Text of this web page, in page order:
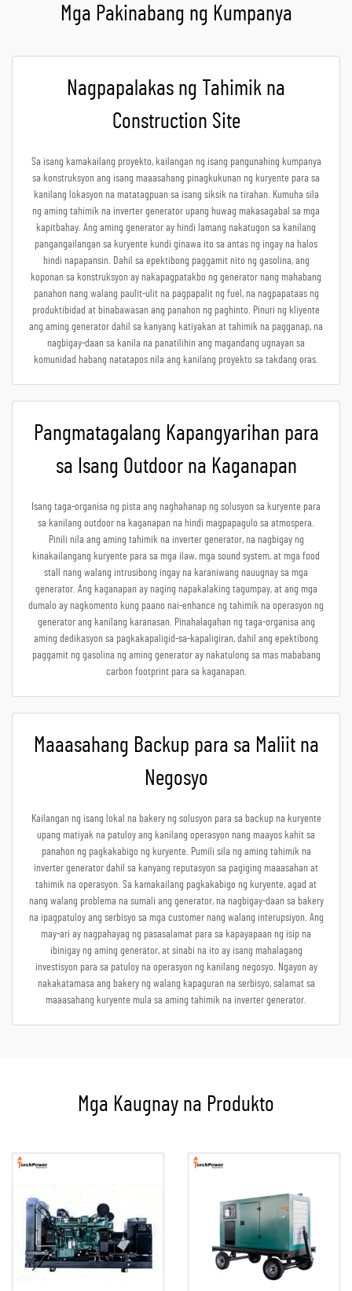
Mga Pakinabang ng Kumpanya
Nagpapalakas ng Tahimik na
Construction Site
Sa isang kamakailang proyekto, kailangan ng isang pangunahing kumpanya
sa konstruksyon ang isang maaasahang pinagkukunan ng kuryente para sa
kanilang lokasyon na matatagpuan sa isang siksik na tirahan. Kumuha sila
ng aming tahimik na inverter generator upang huwag makasagabal sa mga
kapitbahay. Ang aming generator ay hindi lamang nakatugon sa kanilang
pangangailangan sa kuryente kundi ginawa ito sa antas ng ingay na halos
hindi napapansin. Dahil sa epektibong paggamit nito ng gasolina, ang
koponan sa konstruksyon ay nakapagpatakbo ng generator nang mahabang
panahon nang walang paulit-ulit na pagpapalit ng fuel, na nagpapataas ng
produktibidad at binabawasan ang panahon ng paghinto. Pinuri ng kliyente
ang aming generator dahil sa kanyang katiyakan at tahimik na pagganap, na
nagbigay-daan sa kanila na panatilihin ang magandang ugnayan sa
komunidad habang natatapos nila ang kanilang proyekto sa takdang oras.
Pangmatagalang Kapangyarihan para
sa Isang Outdoor na Kaganapan
Isang taga-organisa ng pista ang naghahanap ng solusyon sa kuryente para
sa kanilang outdoor na kaganapan na hindi magpapagulo sa atmospera.
Pinili nila ang aming tahimik na inverter generator, na nagbigay ng
kinakailangang kuryente para sa mga ilaw, mga sound system, at mga food
stall nang walang intrusibong ingay na karaniwang nauugnay sa mga
generator. Ang kaganapan ay naging napakalaking tagumpay, at ang mga
dumalo ay nagkomento kung paano nai-enhance ng tahimik na operasyon ng
generator ang kanilang karanasan. Pinahalagahan ng taga-organisa ang
aming dedikasyon sa pagkakapaligid-sa-kapaligiran, dahil ang epektibong
paggamit ng gasolina ng aming generator ay nakatulong sa mas mababang
carbon footprint para sa kaganapan.
Maaasahang Backup para sa Maliit na
Negosyo
Kailangan ng isang lokal na bakery ng solusyon para sa backup na kuryente
upang matiyak na patuloy ang kanilang operasyon nang maayos kahit sa
panahon ng pagkakabigo ng kuryente. Pumili sila ng aming tahimik na
inverter generator dahil sa kanyang reputasyon sa pagiging maaasahan at
tahimik na operasyon. Sa kamakailang pagkakabigo ng kuryente, agad at
nang walang problema na sumali ang generator, na nagbigay-daan sa bakery
na ipagpatuloy ang serbisyo sa mga customer nang walang interupsiyon. Ang
may-ari ay nagpahayag ng pasasalamat para sa kapayapaan ng isip na
ibinigay ng aming generator, at sinabi na ito ay isang mahalagang
investisyon para sa patuloy na operasyon ng kanilang negosyo. Ngayon ay
nakakatamasa ang bakery ng walang kapaguran na serbisyo, salamat sa
maaasahang kuryente mula sa aming tahimik na inverter generator.
Mga Kaugnay na Produkto